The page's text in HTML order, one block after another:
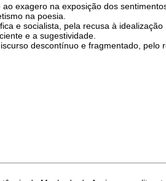
exagero na exposição dos
na poesia.
e socialista, pela recusa à
e a sugestividade.
descontínuo e fragmentado,